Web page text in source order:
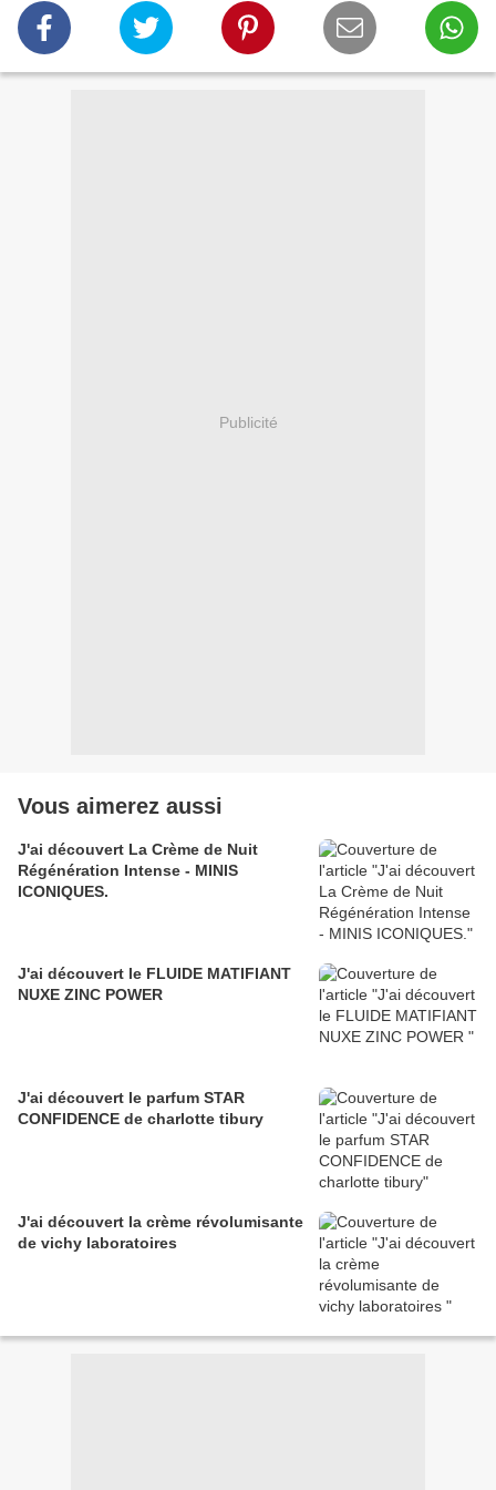
Publicité
Vous aimerez aussi
J'ai découvert La Crème de Nuit
Régénération Intense - MINIS
ICONIQUES.
J'ai découvert le FLUIDE MATIFIANT
NUXE ZINC POWER
J'ai découvert le parfum STAR
CONFIDENCE de charlotte tibury
J'ai découvert la crème révolumisante
de vichy laboratoires